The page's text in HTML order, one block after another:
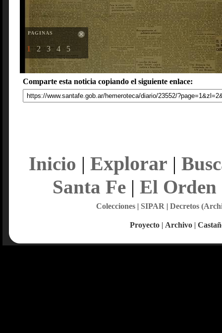
PAGINAS
1 2 3 4 5
Comparte esta noticia copiando el siguiente enlace:
Inicio | Explorar |
Santa Fe| El Orden
Colecciones| SIPAR | Decretos
Proyecto | Archivo |